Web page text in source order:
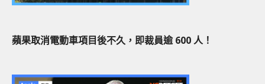
蘋果取消電動車項目後不久，即裁員逾 600 人！